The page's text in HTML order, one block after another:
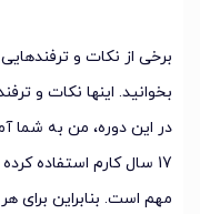
برخی از نکات و
بخوانید. اینها نکات و
در این دوره، من به شما
17 سال کارم استفاده
مهم است. بنابراین برای